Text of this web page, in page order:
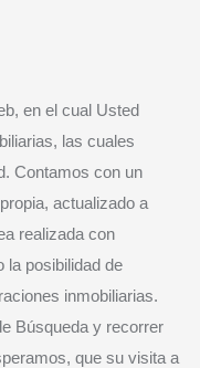
en el cual Usted
las cuales
Contamos con un
actualizado a
realizada con
la posibilidad de
inmobiliarias.
Búsqueda y recorrer
que su visita a